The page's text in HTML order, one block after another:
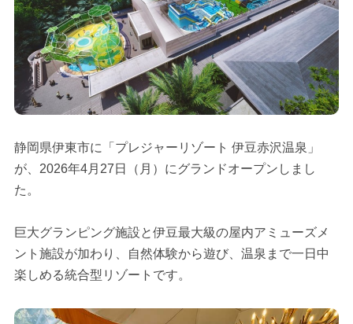
静岡県伊東市に「プレジャーリゾート 伊豆赤沢温泉」
が、2026年4月27日（月）にグランドオープンしまし
た。
巨大グランピング施設と伊豆最大級の屋内アミューズメ
ント施設が加わり、自然体験から遊び、温泉まで一日中
楽しめる統合型リゾートです。